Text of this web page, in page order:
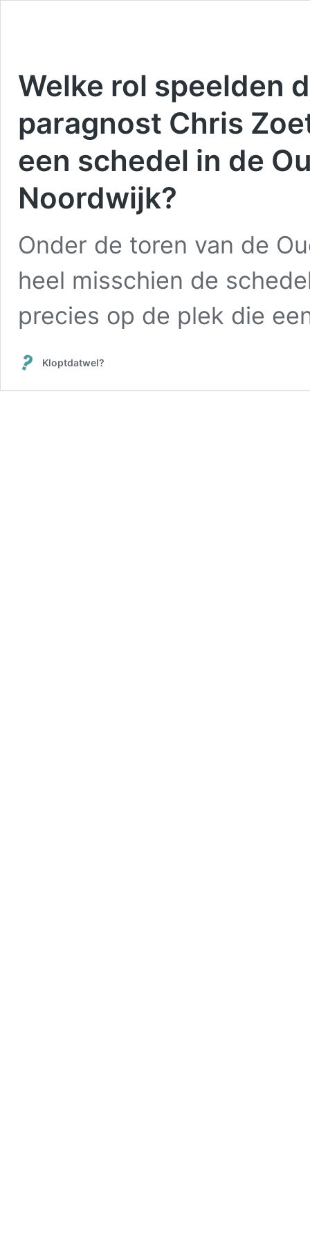
Welke rol speelden
paragnost Chris
een schedel in de
Noordwijk?
Onder de toren van de
heel misschien de
precies op de plek die
Kloptdatwel?